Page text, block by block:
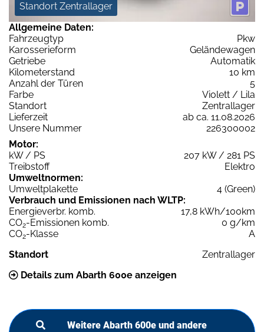
Standort Zentrallager
Allgemeine Daten:
Fahrzeugtyp
Pkw
Karosserieform
Geländewagen
Getriebe
Automatik
Kilometerstand
10 km
Anzahl der Türen
5
Farbe
Violett / Lila
Standort
Zentrallager
Lieferzeit
ab ca. 11.08.2026
Unsere Nummer
226300002
Motor:
kW / PS
207 kW / 281 PS
Treibstoff
Elektro
Umweltnormen:
Umweltplakette
4 (Green)
Verbrauch und Emissionen nach WLTP:
Energieverbr. komb.
17,8 kWh/100km
CO2-Emissionen komb.
0 g/km
CO2-Klasse
A
Standort
Zentrallager
Details zum Abarth 600e anzeigen
Weitere Abarth 600e und andere